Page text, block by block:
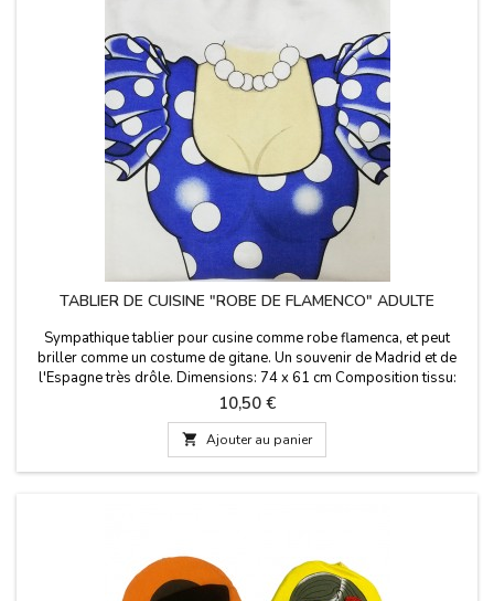
TABLIER DE CUISINE "ROBE DE FLAMENCO" ADULTE
Sympathique tablier pour cusine comme robe flamenca, et peut
briller comme un costume de gitane. Un souvenir de Madrid et de
l'Espagne très drôle. Dimensions: 74 x 61 cm Composition tissu:
50% coton - 50% polyester.
Prix
10,50 €
 Ajouter au panier